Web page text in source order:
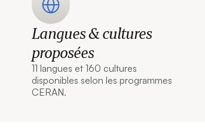
Langues & cultures
proposées
11 langues et 160 cultures
disponibles selon les programmes
CERAN.